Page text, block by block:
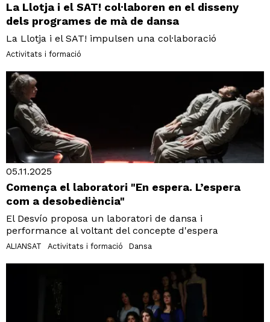
La Llotja i el SAT! col·laboren en el disseny
dels programes de mà de dansa
La Llotja i el SAT! impulsen una col·laboració
Activitats i formació
05.11.2025
Comença el laboratori "En espera. L’espera
com a desobediència"
El Desvío proposa un laboratori de dansa i
performance al voltant del concepte d'espera
ALIANSAT Activitats i formació Dansa